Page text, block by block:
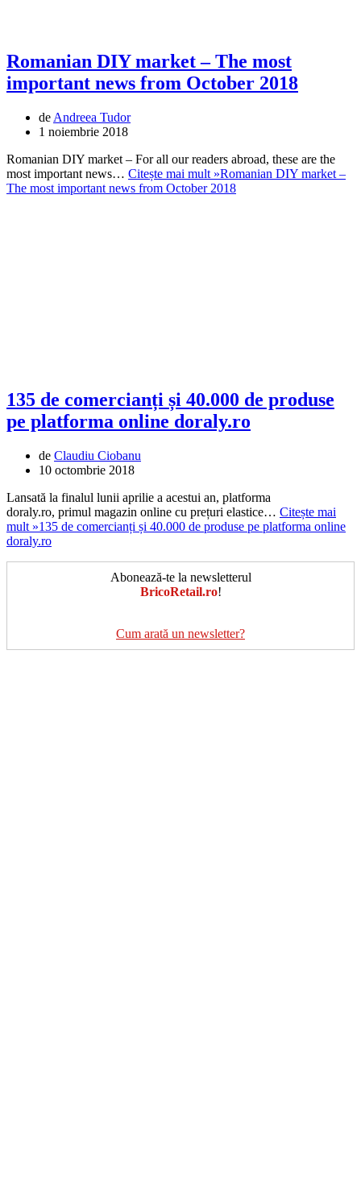
Romanian DIY market – The most
important news from October 2018
de Andreea Tudor
1 noiembrie 2018
Romanian DIY market – For all our readers abroad, these are the
most important news… Citește mai mult »Romanian DIY market –
The most important news from October 2018
135 de comercianți și 40.000 de produse
pe platforma online doraly.ro
de Claudiu Ciobanu
10 octombrie 2018
Lansată la finalul lunii aprilie a acestui an, platforma
doraly.ro, primul magazin online cu prețuri elastice… Citește mai
mult »135 de comercianți și 40.000 de produse pe platforma online
doraly.ro
Abonează-te la newsletterul
BricoRetail.ro!
Cum arată un newsletter?